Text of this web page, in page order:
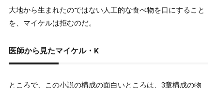
大地から生まれたのではない人工的な食べ物を口にすること
を、マイケルは拒むのだ。
医師から見たマイケル・K
ところで、この小説の構成の面白いところは、3章構成の物